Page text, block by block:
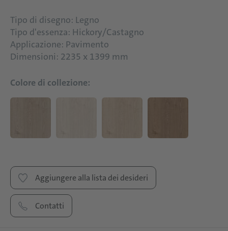
Tipo di disegno: Legno
Tipo d'essenza: Hickory/Castagno
Applicazione: Pavimento
Dimensioni: 2235 x 1399 mm
Colore di collezione:
Aggiungere alla lista dei desideri
Contatti